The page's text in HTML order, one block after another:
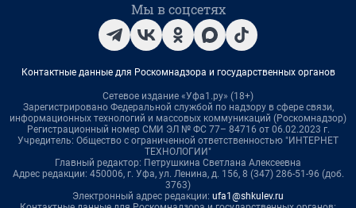
Мы в соцсетях
Контактные данные для Роскомнадзора и государственных органов
Сетевое издание «Уфа1.ру» (18+)
Зарегистрировано Федеральной службой по надзору в сфере связи,
информационных технологий и массовых коммуникаций (Роскомнадзор)
Регистрационный номер СМИ ЭЛ № ФС 77– 84716 от 06.02.2023 г.
Учредитель: Общество с ограниченной ответственностью "ИНТЕРНЕТ
ТЕХНОЛОГИИ"
Главный редактор: Петрушкина Светлана Алексеевна
Адрес редакции: 450006, г. Уфа, ул. Ленина, д. 156, 8 (347) 286-51-96 (доб.
3763)
Электронный адрес редакции: ufa1@shkulev.ru